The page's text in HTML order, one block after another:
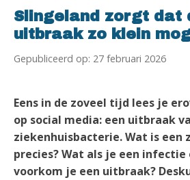
Slingeland zorgt dat
uitbraak zo klein
Gepubliceerd op: 27 februari 2026
Eens in de zoveel tijd lees je
op social media: een uitbraak
ziekenhuisbacterie. Wat is een
precies? Wat als je een infectie
voorkom je een uitbraak?